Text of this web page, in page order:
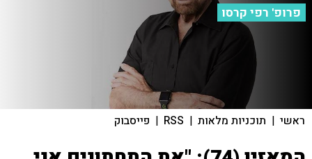
פרופ' רפי קרסו
ראשי | תוכניות מלאות |
RSS
| פייסבוק